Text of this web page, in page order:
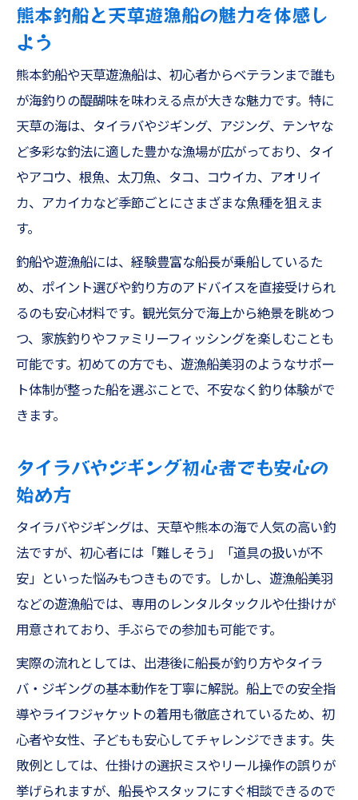
タイラバやジギングを熊本釣船で楽しむ方法
熊本釣船の設備と天草遊漁船の活用ポイン
ト
ジギングやタイジギで狙うアコウや根魚の
魅力
季節別ターゲットとタイラバの楽しみ方ガ
ファミリー五目釣りとジギングの違いと体
験談
家族釣りや初心者にも優しいお手軽プラン
初心者や家族釣りに最適な簡単お手軽コー
ス紹介
ファミリーフィッシングで安心安全な釣り
提案
観光と一緒に家族で釣る楽しさのポイント
海の旬を狙うアジング・テンヤの魅力発見
アジングやテンヤで狙う海の旬魚種の楽し
み方
海
アオリイカ・アカイカ・コウイカの攻略法
紹介
熊本釣船と天草遊漁船で旬を味わうコツ
熊本釣船と天草遊漁船の魅力を体感し
よう
熊本釣船や天草遊漁船は、初心者からベテランまで誰も
が海釣りの醍醐味を味わえる点が大きな魅力です。特に
天草の海は、タイラバやジギング、アジング、テンヤな
ど多彩な釣法に適した豊かな漁場が広がっており、タイ
やアコウ、根魚、太刀魚、タコ、コウイカ、アオリイ
カ、アカイカなど季節ごとにさまざまな魚種を狙えま
す。
釣船や遊漁船には、経験豊富な船長が乗船しているた
め、ポイント選びや釣り方のアドバイスを直接受けられ
るのも安心材料です。観光気分で海上から絶景を眺めつ
つ、家族釣りやファミリーフィッシングを楽しむことも
可能です。初めての方でも、遊漁船美羽のようなサポー
ト体制が整った船を選ぶことで、不安なく釣り体験がで
きます。
タイラバやジギング初心者でも安心の
始め方
タイラバやジギングは、天草や熊本の海で人気の高い釣
法ですが、初心者には「難しそう」「道具の扱いが不
安」といった悩みもつきものです。しかし、遊漁船美羽
などの遊漁船では、専用のレンタルタックルや仕掛けが
用意されており、手ぶらでの参加も可能です。
実際の流れとしては、出港後に船長が釣り方やタイラ
バ・ジギングの基本動作を丁寧に解説。船上での安全指
導やライフジャケットの着用も徹底されているため、初
心者や女性、子どもも安心してチャレンジできます。失
敗例としては、仕掛けの選択ミスやリール操作の誤りが
挙げられますが、船長やスタッフにすぐ相談できるので